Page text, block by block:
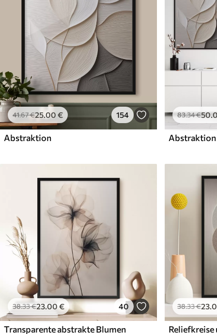
41.67€25.00 € 154
Abstraktion
83.34€50
Abstraktion
38.33€23.00 € 40
Transparente abstrakte Blumen
38.33€23